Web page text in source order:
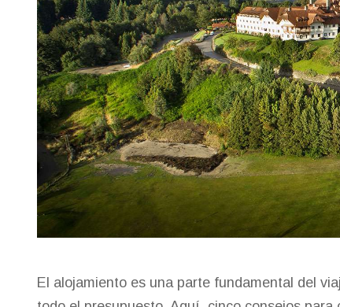
El alojamiento es una parte fundamental del